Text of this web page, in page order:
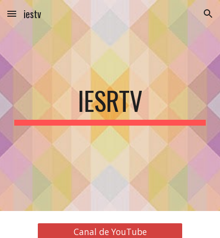
Skip to main content Skip to navigation
iestv
IESRTV
Canal de YouTube